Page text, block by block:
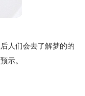
人们会去了解梦的的
示。